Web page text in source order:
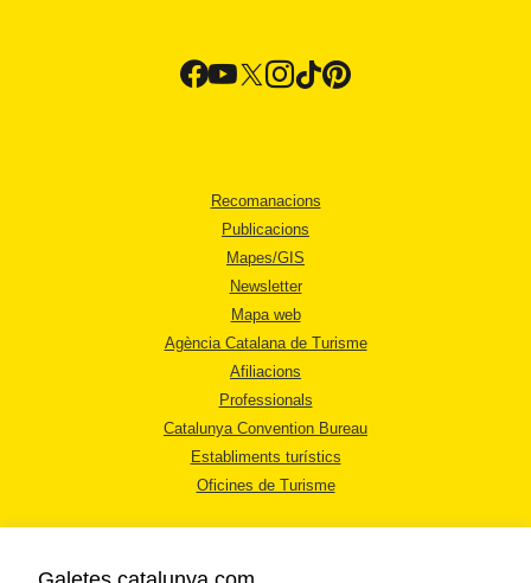
Recomanacions
Publicacions
Mapes/GIS
Newsletter
Mapa web
Agència Catalana de Turisme
Afiliacions
Professionals
Catalunya Convention Bureau
Establiments turístics
Oficines de Turisme